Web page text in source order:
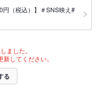
円（税込）】＃SNS映え#
ました。
してください。
る